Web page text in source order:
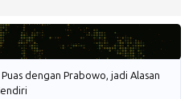
dengan Prabowo, jadi Alasan